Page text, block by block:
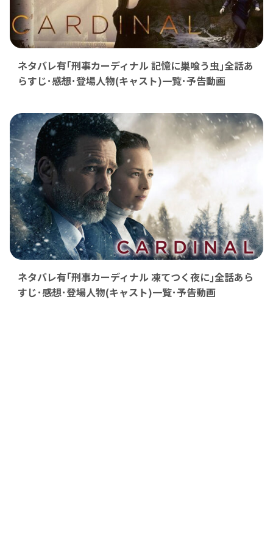
ネタバレ有｢刑事カーディナル 記憶に巣喰う虫｣全話あ
らすじ･感想･登場人物(キャスト)一覧･予告動画
ネタバレ有｢刑事カーディナル 凍てつく夜に｣全話あら
すじ･感想･登場人物(キャスト)一覧･予告動画